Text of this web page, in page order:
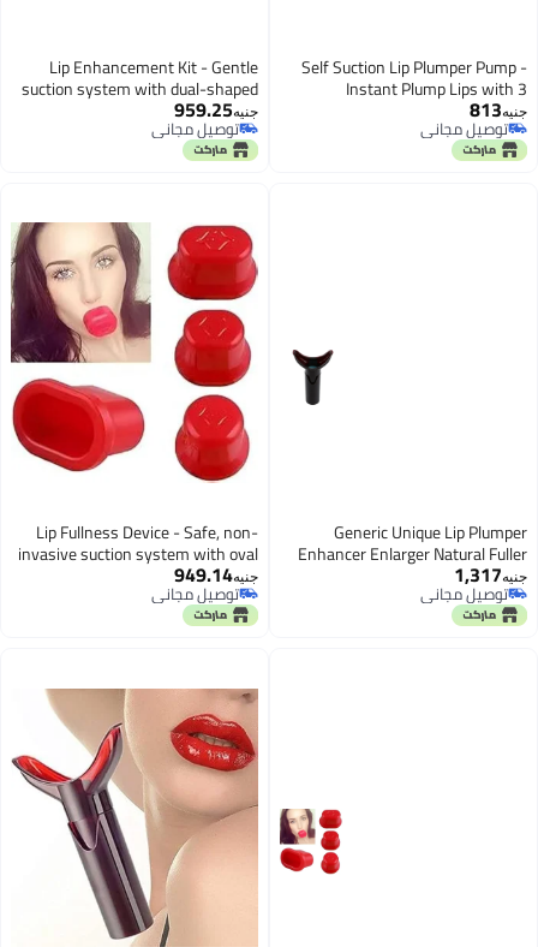
Self Suction Lip Plumper Pump -
Instant Plump Lips with 3
Different Sizes, Practical and Safe
Design, Red Plastic, Quick
Magnification Without Cosmetic
جنيه813
توصيل مجاني
توصيل مجاني
Lip Enhancement Kit - Gentle
suction system with dual-shaped
heads for natural, long-lasting
fullness without injections
جنيه959.25
توصيل مجاني
توصيل مجاني
Generic Unique Lip Plumper
Enhancer Enlarger Natural Fuller
Bigger Thicker Poutier Sexy Lips
جنيه1,317
توصيل مجاني
توصيل مجاني
Lip Fullness Device - Safe, non-
invasive suction system with oval
and circular tips for daily natural
enhancement
جنيه949.14
توصيل مجاني
توصيل مجاني